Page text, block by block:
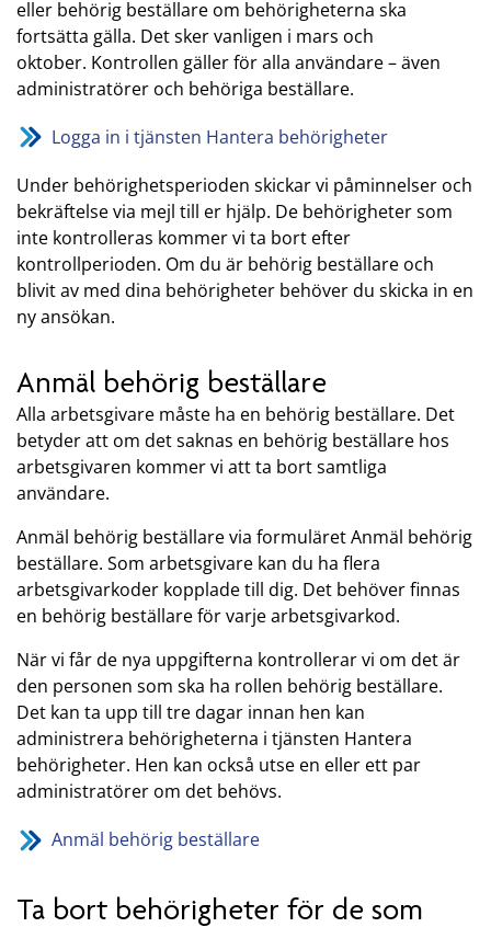
eller behörig beställare om behörigheterna ska
fortsätta gälla. Det sker vanligen i mars och
oktober. Kontrollen gäller för alla användare – även
administratörer och behöriga beställare.
Logga in i tjänsten Hantera behörigheter
Under behörighetsperioden skickar vi påminnelser och
bekräftelse via mejl till er hjälp. De behörigheter som
inte kontrolleras kommer vi ta bort efter
kontrollperioden. Om du är behörig beställare och
blivit av med dina behörigheter behöver du skicka in en
ny ansökan.
Anmäl behörig beställare
Alla arbetsgivare måste ha en behörig beställare. Det
betyder att om det saknas en behörig beställare hos
arbetsgivaren kommer vi att ta bort samtliga
användare.
Anmäl behörig beställare via formuläret Anmäl behörig
beställare. Som arbetsgivare kan du ha flera
arbetsgivarkoder kopplade till dig. Det behöver finnas
en behörig beställare för varje arbetsgivarkod.
När vi får de nya uppgifterna kontrollerar vi om det är
den personen som ska ha rollen behörig beställare.
Det kan ta upp till tre dagar innan hen kan
administrera behörigheterna i tjänsten Hantera
behörigheter. Hen kan också utse en eller ett par
administratörer om det behövs.
Anmäl behörig beställare
Ta bort behörigheter för de som